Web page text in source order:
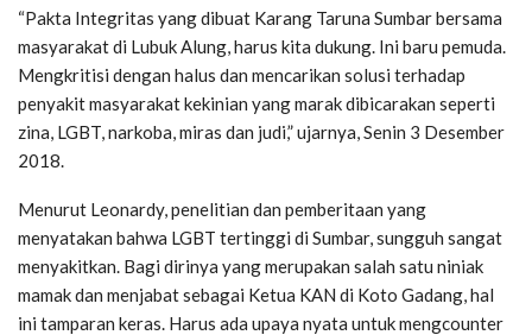
“Pakta Integritas yang dibuat Karang Taruna Sumbar bersama
masyarakat di Lubuk Alung, harus kita dukung. Ini baru pemuda.
Mengkritisi dengan halus dan mencarikan solusi terhadap
penyakit masyarakat kekinian yang marak dibicarakan seperti
zina, LGBT, narkoba, miras dan judi,” ujarnya, Senin 3 Desember
2018.
Menurut Leonardy, penelitian dan pemberitaan yang
menyatakan bahwa LGBT tertinggi di Sumbar, sungguh sangat
menyakitkan. Bagi dirinya yang merupakan salah satu niniak
mamak dan menjabat sebagai Ketua KAN di Koto Gadang, hal
ini tamparan keras. Harus ada upaya nyata untuk mengcounter